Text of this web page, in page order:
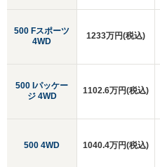
500 Fスポーツ
4WD
500 Iパッケー
ジ 4WD
500 4WD
1233万円(税込)
1102.6万円(税込)
1040.4万円(税込)